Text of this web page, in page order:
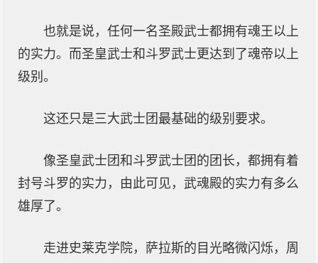
也就是说，任何一名圣殿武士都拥有魂王以上
的实力。而圣皇武士和斗罗武士更达到了魂帝以上
级别。
这还只是三大武士团最基础的级别要求。
像圣皇武士团和斗罗武士团的团长，都拥有着
封号斗罗的实力，由此可见，武魂殿的实力有多么
雄厚了。
走进史莱克学院，萨拉斯的目光略微闪烁，周